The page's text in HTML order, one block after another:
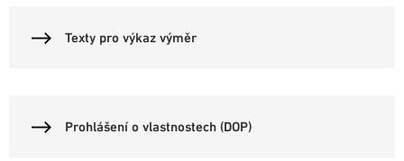
Texty pro výkaz výměr
Prohlášení o vlastnostech (DOP)